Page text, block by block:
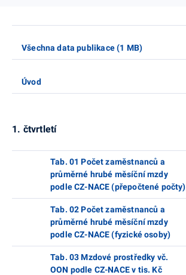
Všechna data publikace (1 MB)
Úvod
1. čtvrtletí
Tab. 01 Počet zaměstnanců a
průměrné hrubé měsíční mzdy
podle CZ-NACE (přepočtené počty)
Tab. 02 Počet zaměstnanců a
průměrné hrubé měsíční mzdy
podle CZ-NACE (fyzické osoby)
Tab. 03 Mzdové prostředky vč.
OON podle CZ-NACE v tis. Kč